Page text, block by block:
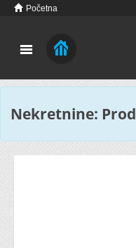
Početna
Nekretnine: